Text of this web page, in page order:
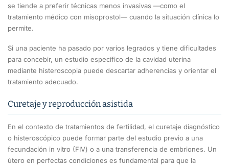
se tiende a preferir técnicas menos invasivas —como el
tratamiento médico con misoprostol— cuando la situación clínica lo
permite.
Si una paciente ha pasado por varios legrados y tiene dificultades
para concebir, un estudio específico de la cavidad uterina
mediante histeroscopia puede descartar adherencias y orientar el
tratamiento adecuado.
Curetaje y reproducción asistida
En el contexto de tratamientos de fertilidad, el curetaje diagnóstico
o histeroscópico puede formar parte del estudio previo a una
fecundación in vitro (FIV) o a una transferencia de embriones. Un
útero en perfectas condiciones es fundamental para que la